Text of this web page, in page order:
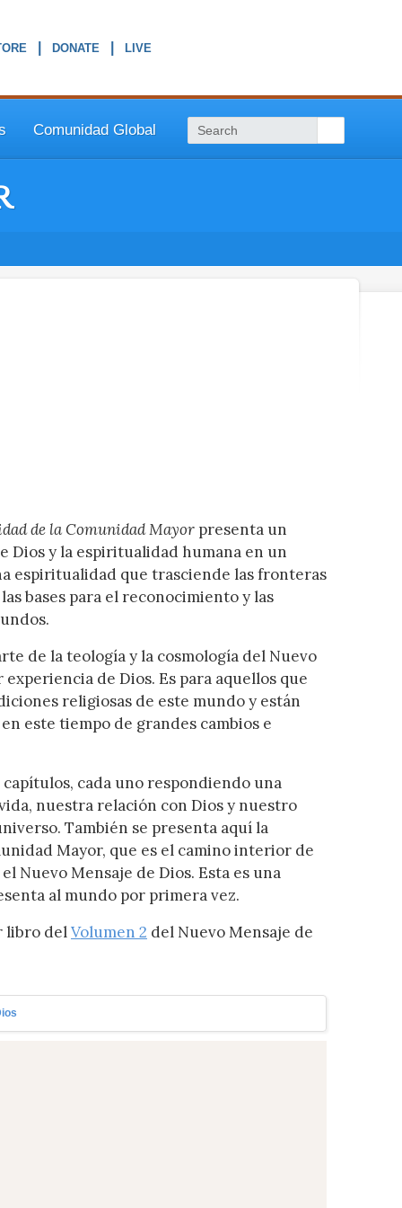
Comunidad Global
de la Comunidad Mayorpresenta un
Dios y la espiritualidad humana en un
espiritualidad que trasciende las fronteras
bases para el reconocimiento y las
de la teología y la cosmología del Nuevo
de Dios. Es para aquellos que
religiosas de este mundo y están
este tiempo de grandes cambios e
cada uno respondiendo una
nuestra relación con Dios y nuestro
También se presenta aquí la
Mayor, que es el camino interior de
Nuevo Mensaje de Dios. Esta es una
al mundo por primera vez.
libro delVolumen 2 del Nuevo Mensaje de